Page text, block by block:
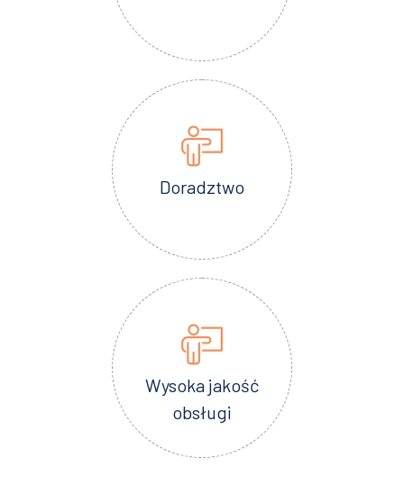
Doradztwo
Wysoka jakość
obsługi